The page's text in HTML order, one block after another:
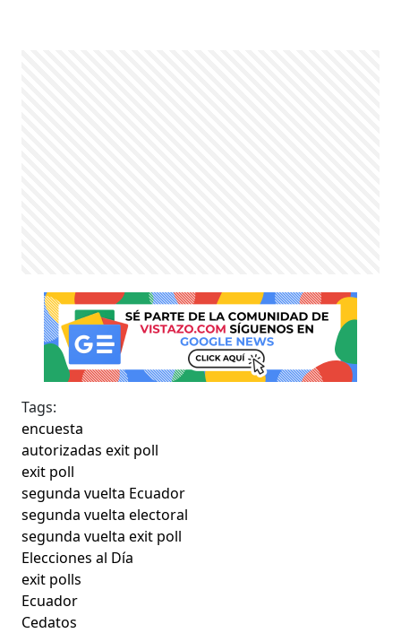
Tags:
encuesta
autorizadas exit poll
exit poll
segunda vuelta Ecuador
segunda vuelta electoral
segunda vuelta exit poll
Elecciones al Día
exit polls
Ecuador
Cedatos